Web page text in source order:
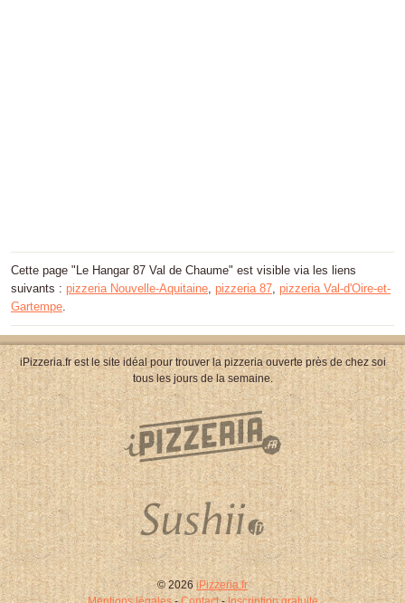
Cette page "Le Hangar 87 Val de Chaume" est visible via les liens
suivants : pizzeria Nouvelle-Aquitaine pizzeria 87 pizzeria Val-d'Oire-et-
Gartempe
iPizzeria.fr est le site idéal pour trouver la pizzeria ouverte près de chez soi
tous les jours de la semaine.
© 2026 iPizzeria.fr